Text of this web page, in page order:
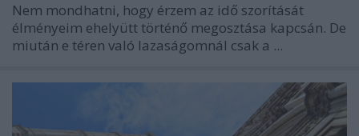
Nem mondhatni, hogy érzem az idő szorítását
élményeim ehelyütt történő megosztása kapcsán. De
miután e téren való lazaságomnál csak a ...